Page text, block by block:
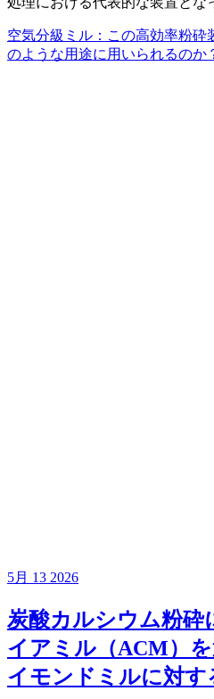
空気分級ミル：この高効率粉
のような用途に用いられるのか
5月 13 2026
炭酸カルシウム粉砕
イアミル（ACM）
イモンドミルに対す